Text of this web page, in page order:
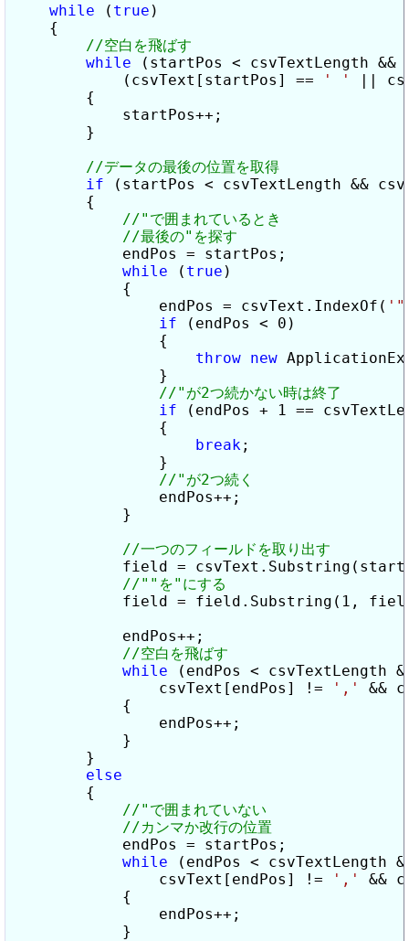
while ( true )
    {
while (startPos < csvTextLength &&
            (csvText[startPos] ==
' '
||
        {
            startPos++;
        }
if (startPos < csvTextLength &&
        {
            endPos = startPos;
while ( true )
            {
                endPos = csvText.IndexOf(
if (endPos < 0)
                {
throw new
                }
if (endPos + 1 ==
                {
break ;
                }
                endPos++;
            }
field =
field = field.Substring(1,
            endPos++;
while (endPos < csvTextLength
                csvText[endPos] !=
','
&&
            {
                endPos++;
            }
        }
else
        {
            endPos = startPos;
while (endPos < csvTextLength
                csvText[endPos] !=
','
&&
            {
                endPos++;
            }